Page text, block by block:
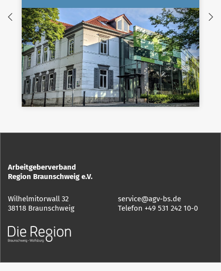
Arbeitgeberverband
Region Braunschweig e.V.
Wilhelmitorwall 32
38118 Braunschweig
service@agv-bs.de
Telefon +49 531 242 10-0